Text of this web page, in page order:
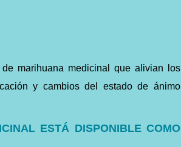
marihuana medicinal que alivian los
y cambios del estado de ánimo
ESTÁ DISPONIBLE COMO